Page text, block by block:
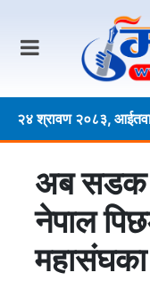
२४ श्रावण २०८३,
अब सडक
नेपाल